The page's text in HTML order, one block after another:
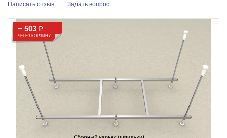
Написать отзыв Задать вопрос
− 503₽
ЧЕРЕЗ КОРЗИНУ